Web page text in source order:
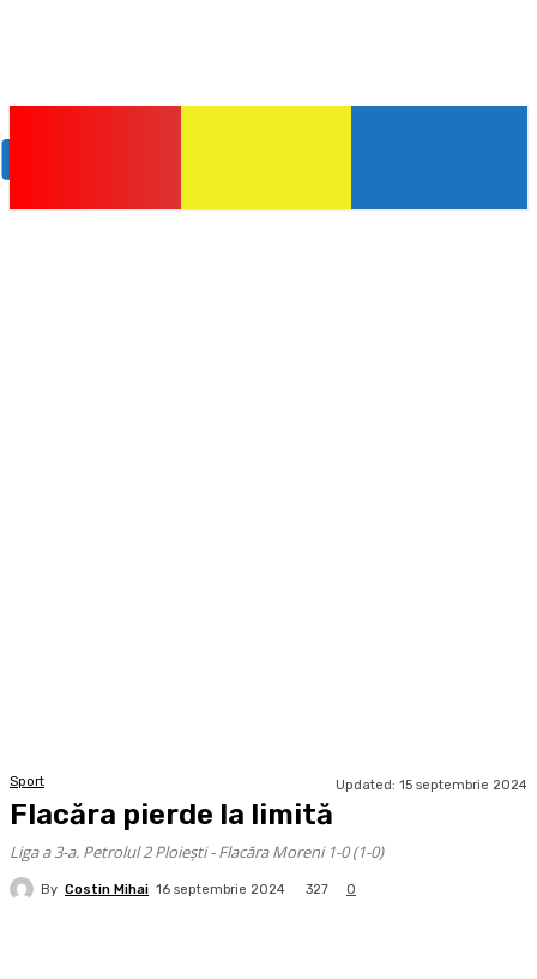
Sport Updated: 15 septembrie 2024
Flacăra pierde la limită
Liga a 3-a. Petrolul 2 Ploiești - Flacăra Moreni 1-0 (1-0)
By Costin Mihai 16 septembrie 2024 327 0